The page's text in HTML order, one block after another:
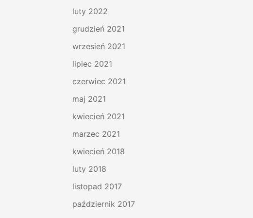
luty 2022
grudzień 2021
wrzesień 2021
lipiec 2021
czerwiec 2021
maj 2021
kwiecień 2021
marzec 2021
kwiecień 2018
luty 2018
listopad 2017
październik 2017